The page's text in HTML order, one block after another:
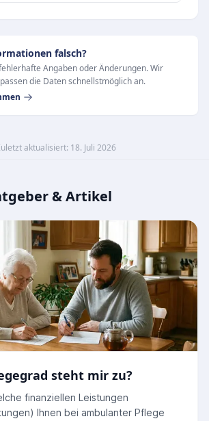
falsch?
Angaben oder Änderungen. Wir
die Daten schnellstmöglich an.
aktualisiert: 18. Juli 2026
& Artikel
steht mir zu?
finanziellen Leistungen
Ihnen bei ambulanter Pflege